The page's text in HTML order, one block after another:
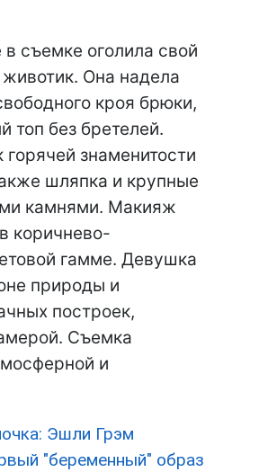
съемке оголила свой
Она надела
кроя брюки,
топ без бретелей.
знаменитости
шляпка и крупные
камнями. Макияж
коричнево-
гамме. Девушка
природы и
построек,
Съемка
и
Эшли Грэм
"беременный" образ